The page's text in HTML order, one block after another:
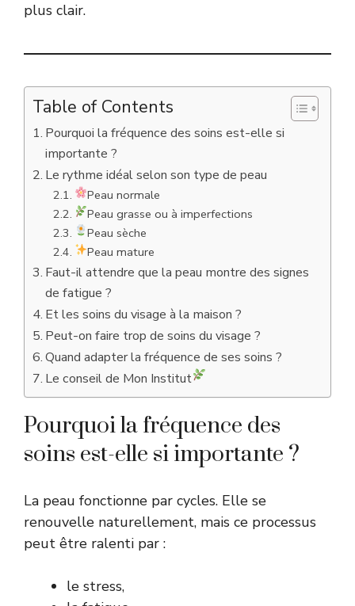
plus clair.
Table of Contents
Pourquoi la fréquence des soins est-elle si
importante ?
Le rythme idéal selon son type de peau
Peau normale
Peau grasse ou à imperfections
Peau sèche
Peau mature
Faut-il attendre que la peau montre des signes
de fatigue ?
Et les soins du visage à la maison ?
Peut-on faire trop de soins du visage ?
Quand adapter la fréquence de ses soins ?
Le conseil de Mon Institut
Pourquoi la fréquence des
soins est-elle si importante ?
La peau fonctionne par cycles. Elle se
renouvelle naturellement, mais ce processus
peut être ralenti par :
le stress,